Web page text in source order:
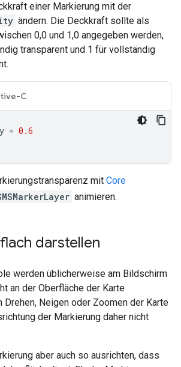
einer Markierung mit der
ändern. Die Deckkraft sollte als
0,0 und 1,0 angegeben werden,
transparent und 1 für vollständig
C
= 0.6
mit Core
animieren.
darstellen
werden üblicherweise am Bildschirm
an der Oberfläche der Karte
Drehen, Neigen oder Zoomen der Karte
der Markierung daher nicht
aber auch so ausrichten, dass